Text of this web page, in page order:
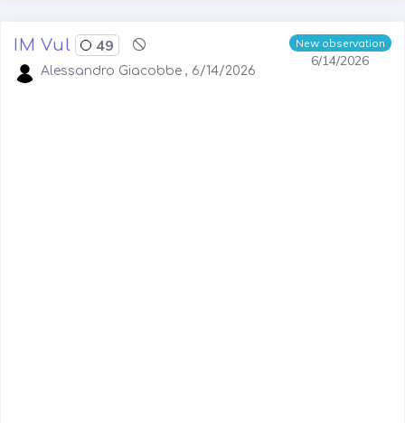
New observation
6/14/2026
IM Vul 49
Alessandro Giacobbe , 6/14/2026